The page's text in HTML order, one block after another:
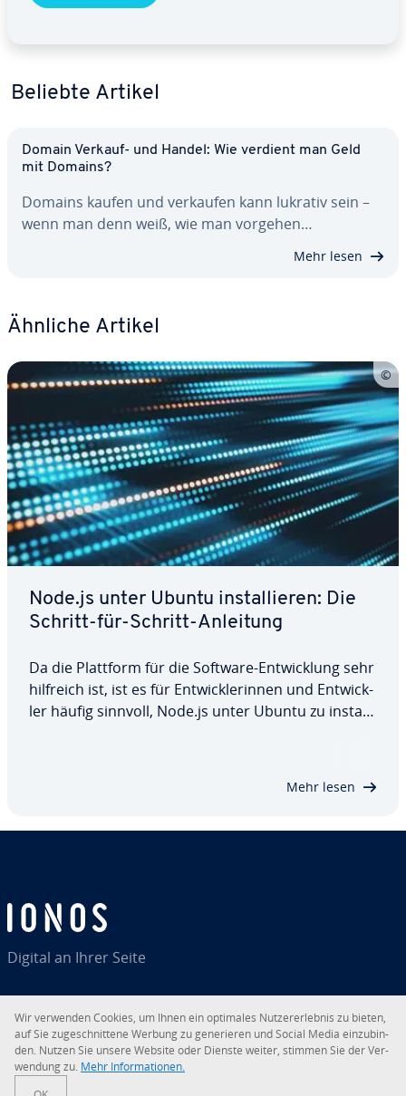
Beliebte Artikel
Domain Verkauf- und Handel: Wie verdient man Geld
mit Domains?
Domains kaufen und verkaufen kann lukrativ sein –
wenn man denn weiß, wie man vorgehen…
Mehr lesen
Ähnliche Artikel
Node.js unter Ubuntu in­stal­lie­ren: Die
Schritt-für-Schritt-Anleitung
Da die Plattform für die Software-Ent­wick­lung sehr
hilfreich ist, ist es für Ent­wick­le­rin­nen und Ent­wick­
ler häufig sinnvoll, Node.js unter Ubuntu zu in­stal­
Mehr lesen
Digital an Ihrer Seite
© 2026IONOS SE
RSS LinkedIntiktok InstagramFacebookYouTube
Wir verwenden Cookies, um Ihnen ein optimales Nut­zer­er­leb­nis zu bieten,
auf Sie zu­ge­schnit­te­ne Werbung zu ge­ne­rie­ren und Social Media ein­zu­bin­
den. Nutzen Sie unsere Website oder Dienste weiter, stimmen Sie der Ver­
wen­dung zu. Mehr In­for­ma­tio­nen.